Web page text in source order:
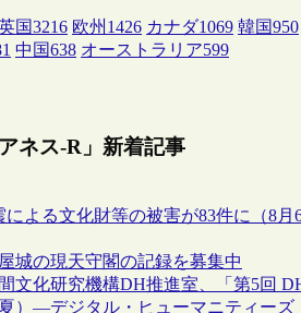
国3216 欧州 1426 カナダ1069 韓国950
中国638 オーストラリア599
ネス-R」新着記事
による文化財等の被害が83件に（8月
城の現天守閣の記録を募集中
文化研究機構DH推進室、「第5回
）―デジタル・ヒューマニティーズ